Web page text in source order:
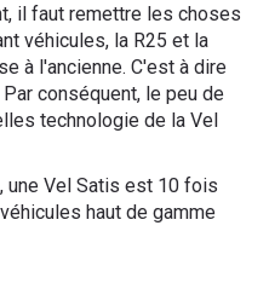
il faut remettre les choses
véhicules, la R25 et la
à l'ancienne. C'est à dire
conséquent, le peu de
technologie de la Vel
une Vel Satis est 10 fois
haut de gamme